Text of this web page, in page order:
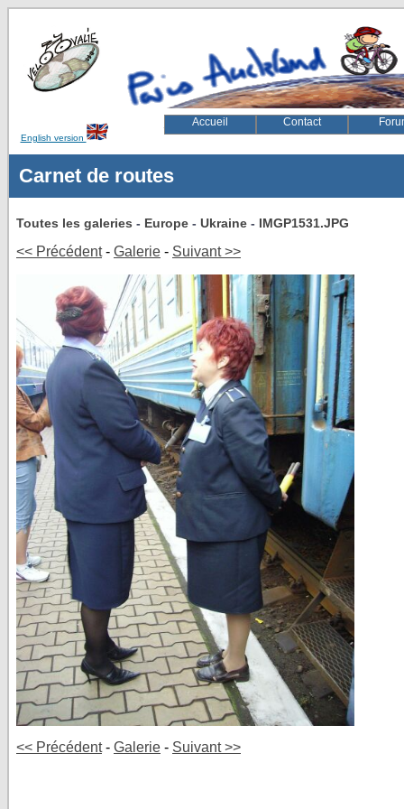
English version
Accueil Contact
Carnet de routes
Toutes les galeries - Europe - Ukraine - IMGP1531.JPG
<< Précédent - Galerie - Suivant >>
<< Précédent - Galerie - Suivant >>